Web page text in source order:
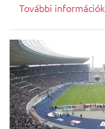
További információk